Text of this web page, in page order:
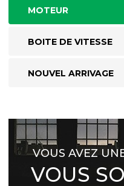
MOTEUR
BOITE DE VITESSE
NOUVEL ARRIVAGE
VOUS AVEZ
VOUS